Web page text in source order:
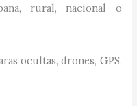
rural, nacional o
ocultas, drones, GPS,